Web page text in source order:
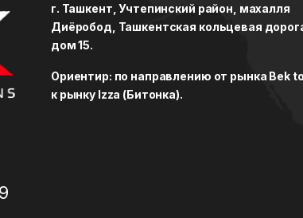
г. Ташкент, Учтепинский район, махалля
Диёробод, Ташкентская кольцевая
дом 15.
Ориентир: по направлению от рынка Bek
к рынку Izza (Битонка).